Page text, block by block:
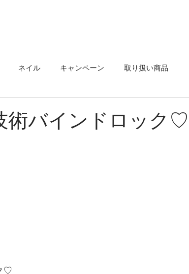
ネイル キャンペーン 取り扱い商品
術バインドロック♡
♡